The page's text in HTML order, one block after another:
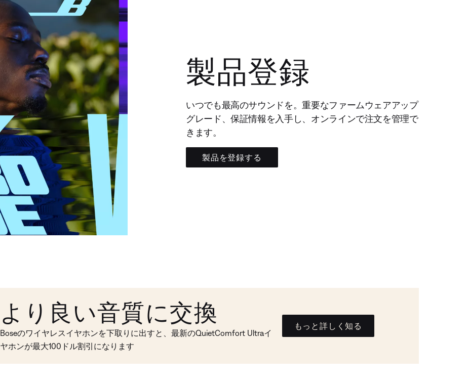
製品登録
いつでも最高のサウンドを。重要なファームウェアアップ
グレード、保証情報を入手し、オンラインで注文を管理で
きます。
製品を登録する
より良い音質に交換
Boseのワイヤレスイヤホンを下取りに出すと、最新のQuietComfort Ultraイ
ヤホンが最大100ドル割引になります
もっと詳しく知る